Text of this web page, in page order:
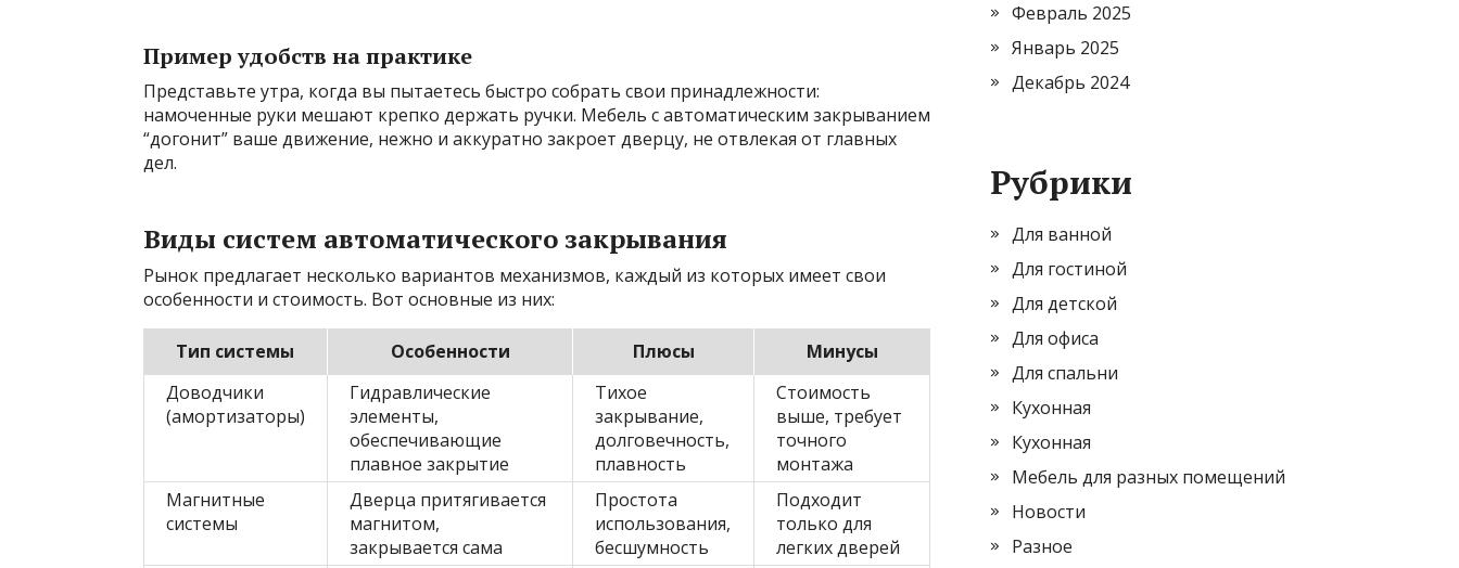
Пример удобств на практике
Представьте утра, когда вы пытаетесь быстро собрать свои принадлежности:
намоченные руки мешают крепко держать ручки. Мебель с автоматическим закрыванием
“догонит” ваше движение, нежно и аккуратно закроет дверцу, не отвлекая от главных
дел.
Виды систем автоматического закрывания
Рынок предлагает несколько вариантов механизмов, каждый из которых имеет свои
особенности и стоимость. Вот основные из них:
Тип системы Особенности Плюсы
Минусы
Доводчики
(амортизаторы)
Гидравлические
элементы,
обеспечивающие
плавное закрытие
Тихое
закрывание,
долговечность,
плавность
Стоимость
выше, требует
точного
монтажа
Магнитные
системы
Дверца притягивается
магнитом,
закрывается сама
Простота
использования,
бесшумность
Подходит
только для
легких дверей
Февраль 2025
Январь 2025
Декабрь 2024
Рубрики
Для ванной
Для гостиной
Для детской
Для офиса
Для спальни
Кухонная
Кухонная
Мебель для разных помещений
Новости
Разное